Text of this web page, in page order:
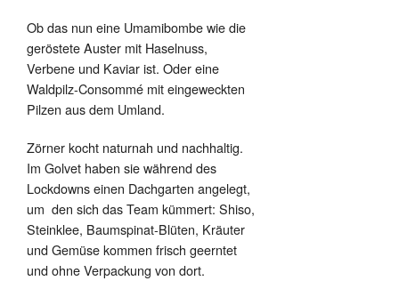
Ob das nun eine Umamibombe wie die
geröstete Auster mit Haselnuss,
Verbene und Kaviar ist. Oder eine
Waldpilz-Consommé mit eingeweckten
Pilzen aus dem Umland.
Zörner kocht naturnah und nachhaltig.
Im Golvet haben sie während des
Lockdowns einen Dachgarten angelegt,
um den sich das Team kümmert: Shiso,
Steinklee, Baumspinat-Blüten, Kräuter
und Gemüse kommen frisch geerntet
und ohne Verpackung von dort.